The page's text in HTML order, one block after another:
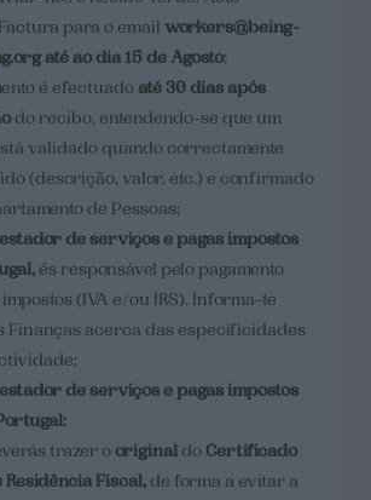
para o emailworkers@being-
até ao dia 15 de Agosto;
é efectuado até 30 dias após
do recibo, entendendo-se que um
validado quando correctamente
(descrição, valor, etc.) e confirmado
de Pessoas;
de serviços e pagas impostos
és responsável pelo pagamento
(IVA e/ou IRS). Informa-te
Finanças acerca das especificidades
de serviços e pagas impostos
trazer o original do Certificado
Residência Fiscal, de forma a evitar a